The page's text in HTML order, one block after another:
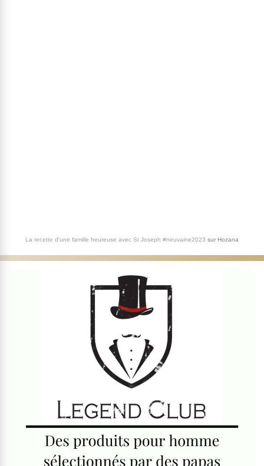
La recette d'une famille heureuse avec St Joseph #neuvaine2023 sur Hozana